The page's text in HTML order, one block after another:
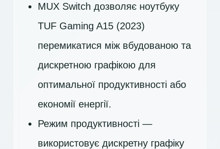
MUX Switch дозволяє ноутбуку
TUF Gaming A15 (2023)
перемикатися між вбудованою та
дискретною графікою для
оптимальної продуктивності або
економії енергії.
Режим продуктивності —
використовує дискретну графіку